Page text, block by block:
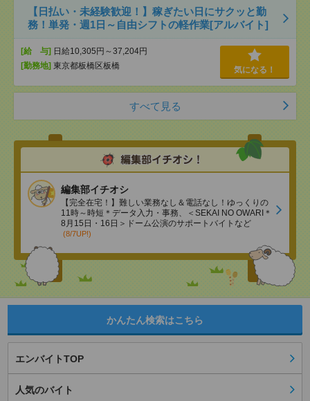
【日払い・未経験歓迎！】稼ぎたい日にサクッと勤
務！単発・週1日～自由シフトの軽作業[アルバイト]
[給 与] 日給10,305円～37,204円
[勤務地] 東京都板橋区板橋 気になる！
すべて見る
編集部イチオシ
【完全在宅！】難しい業務なし＆電話なし！ゆっくりの
11時～時短＊データ入力・事務、＜SEKAI NO OWARI＊
8月15日・16日＞ドーム公演のサポートバイトなど
(8/7UP!)
かんたん検索はこちら
エンバイトTOP
人気のバイト